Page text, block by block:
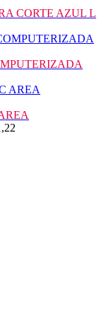
CORTE AZUL L